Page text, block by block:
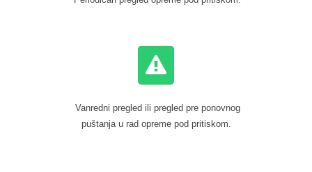
Vanredni pregled ili pregled pre ponovnog
puštanja u rad opreme pod pritiskom.